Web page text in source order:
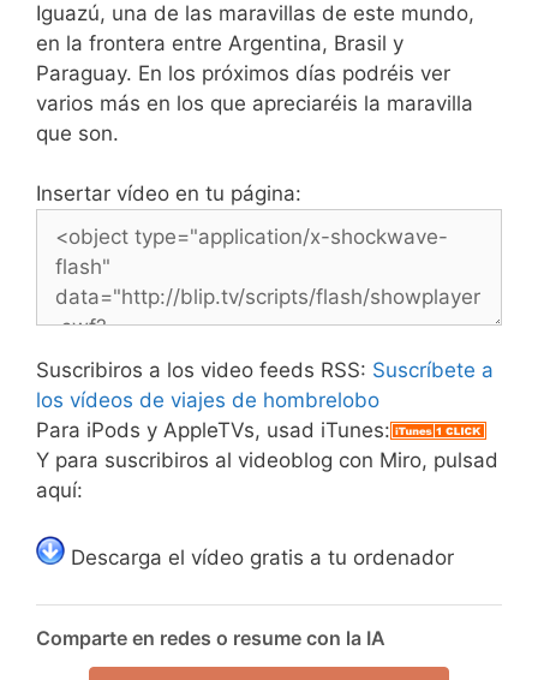
Iguazú, una de las maravillas de este mundo,
en la frontera entre Argentina, Brasil y
Paraguay. En los próximos días podréis ver
varios más en los que apreciaréis la maravilla
que son.
Insertar vídeo en tu página:
Suscribiros a los video feeds RSS: Suscríbete a
los vídeos de viajes de hombrelobo
Para iPods y AppleTVs, usad iTunes:
Y para suscribiros al videoblog con Miro, pulsad
aquí:
Descarga el vídeo gratis a tu ordenador
Comparte en redes o resume con la IA